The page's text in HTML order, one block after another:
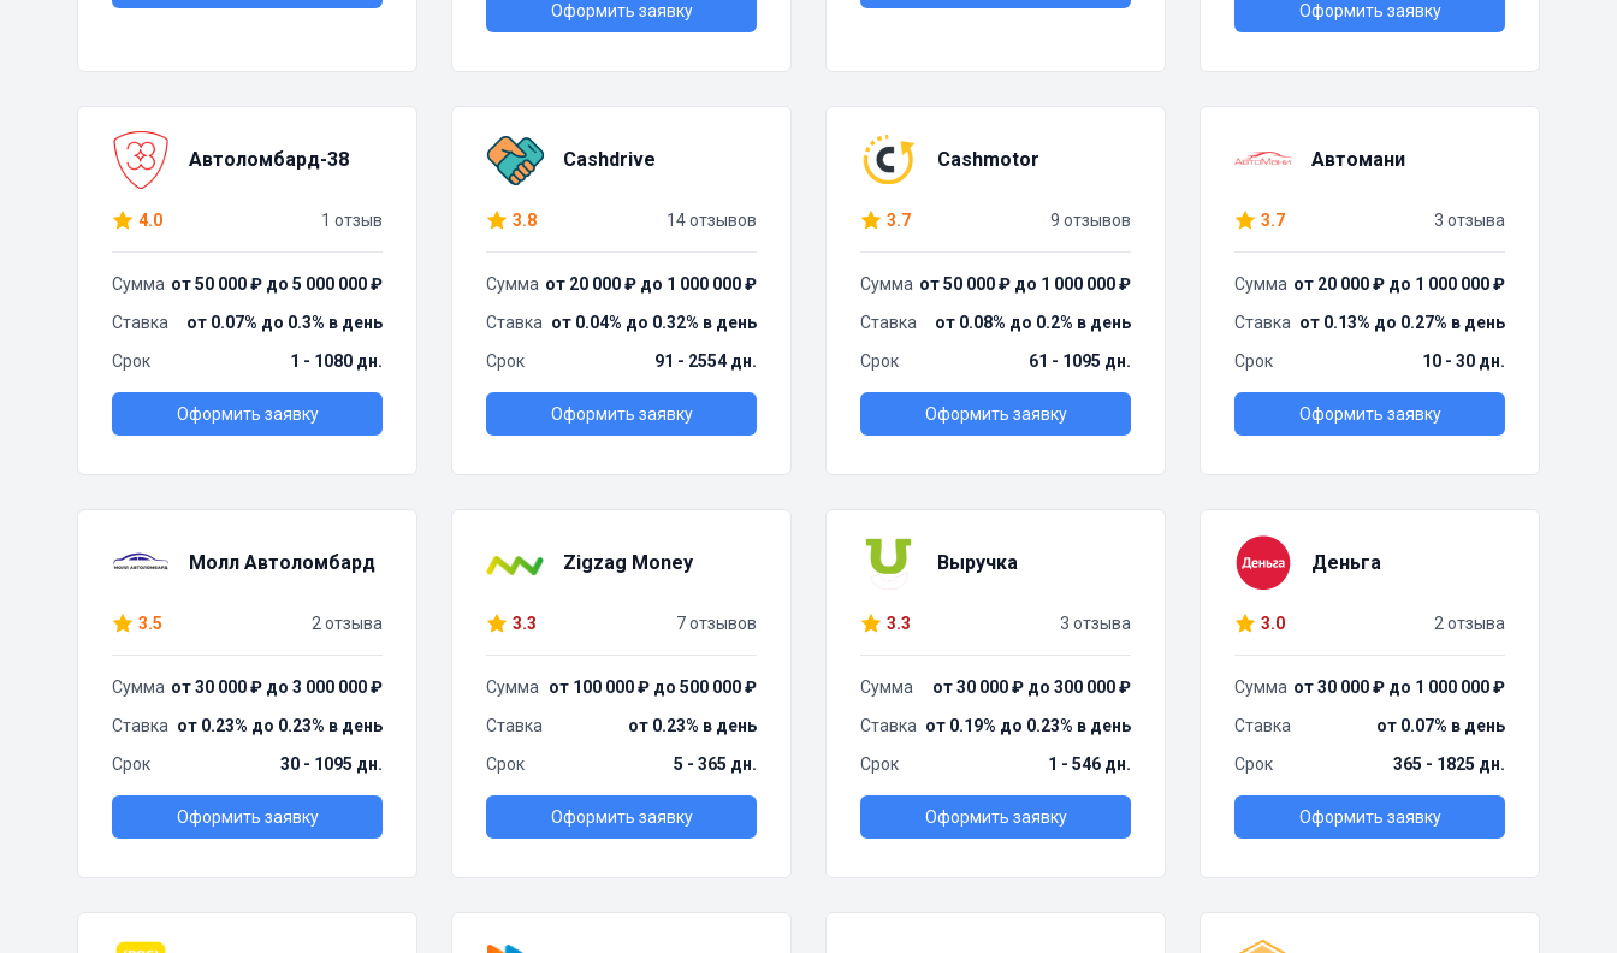
Оформить заявку Оформить заявку
Автоломбард-38
4.0 1 отзыв
Сумма от 50 000 ₽ до 5 000 000 ₽
Ставка
от 0.07% до 0.3% в день
Срок
1 - 1080 дн.
Оформить заявку
Cashdrive
3.8 14 отзывов
Сумма от 20 000 ₽ до 1 000 000 ₽
Ставка от 0.04% до 0.32% в день
Срок
91 - 2554 дн.
Оформить заявку
Cashmotor
3.7 9 отзывов
Сумма от 50 000 ₽ до 1 000 000 ₽
Ставка
от 0.08% до 0.2% в день
Срок
61 - 1095 дн.
Оформить заявку
Автомани
3.7 3 отзыва
Сумма от 20 000 ₽ до 1 000 000 ₽
Ставка от 0.13% до 0.27% в день
Срок
10 - 30 дн.
Оформить заявку
Молл Автоломбард
3.5 2 отзыва
Сумма от 30 000 ₽ до 3 000 000 ₽
Ставка от 0.23% до 0.23% в день
Срок
30 - 1095 дн.
Оформить заявку
Zigzag Money
3.3 7 отзывов
Сумма
от 100 000 ₽ до 500 000 ₽
Ставка
от 0.23% в день
Срок
5 - 365 дн.
Оформить заявку
Выручка
3.3 3 отзыва
Сумма
от 30 000 ₽ до 300 000 ₽
Ставка от 0.19% до 0.23% в день
Срок
1 - 546 дн.
Оформить заявку
Деньга
3.0 2 отзыва
Сумма от 30 000 ₽ до 1 000 000 ₽
Ставка
от 0.07% в день
Срок
365 - 1825 дн.
Оформить заявку